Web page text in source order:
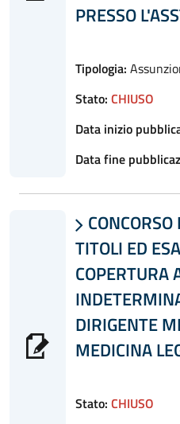
PRESSO
Tipologia:
Stato: CHIUSO
Data inizio
Data fine

TITOLI ED
COPERTURA
DIRIGENTE
MEDICINA
Stato: CHIUSO